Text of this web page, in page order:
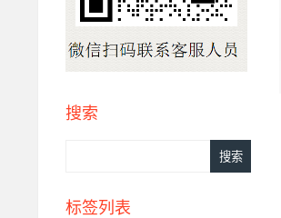
搜索
标签列表